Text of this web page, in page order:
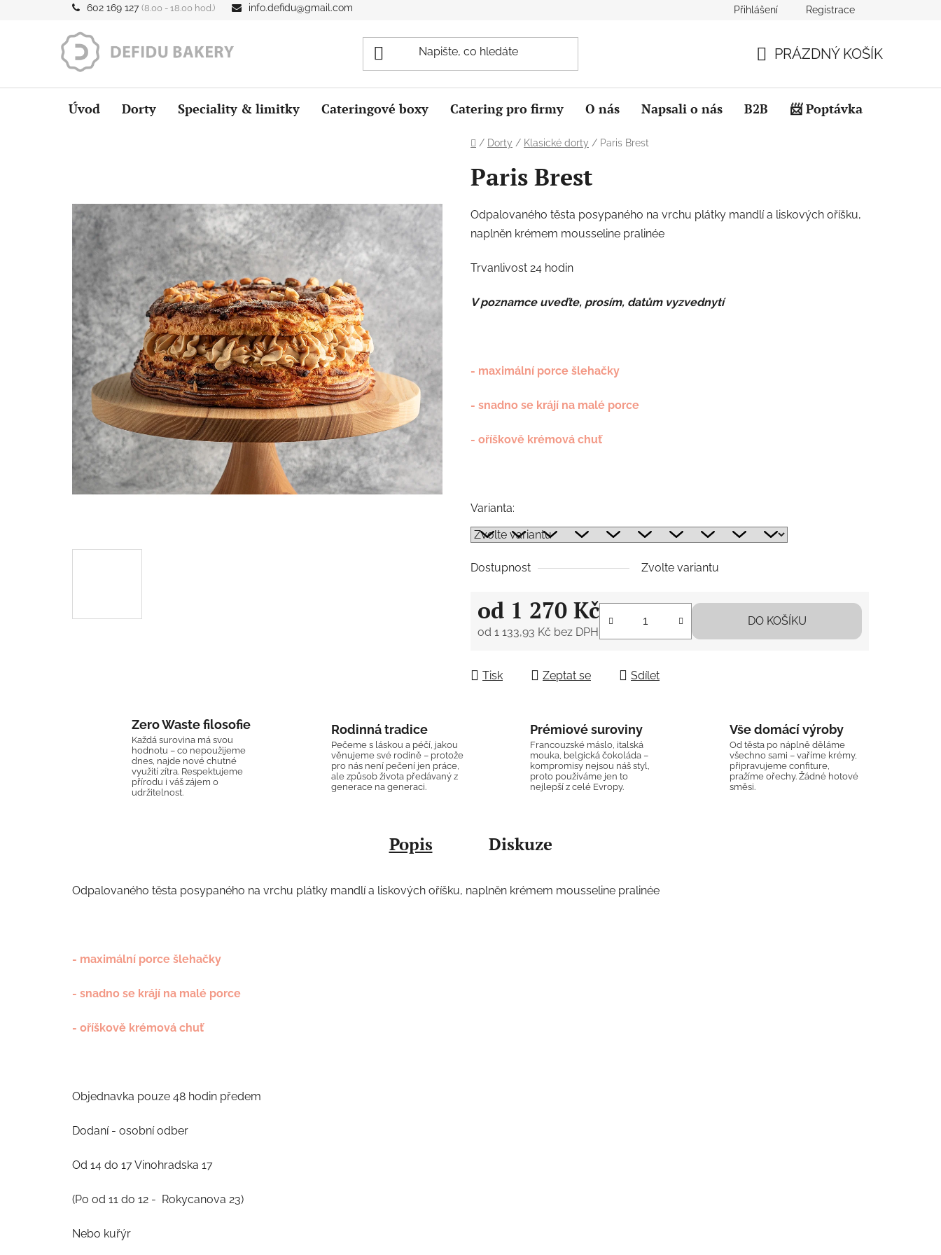
602 169 127 (8.00 - 18.00 hod.) info.defidu@gmail.com Přihlášení Registrace
KOŠÍK
PRÁZDNÝ KOŠÍK
Úvod Dorty Speciality & limitky Cateringové boxy Catering pro firmy O nás Napsali o nás B2B 📨 Poptávka
Domů
/ Dorty / Klasické dorty / Paris Brest
Paris Brest
Odpalovaného těsta posypaného na vrchu plátky mandlí a liskových oříšku,
naplněn krémem mousseline pralinée
Trvanlivost 24 hodin
V poznamce uveďte, prosím, datům vyzvednytí
- maximální porce šlehačky
- snadno se krájí na malé porce
- oříškově krémová chuť
Varianta:
Dostupnost Zvolte variantu
od 1 270 Kč
od 1 133,93 Kč bez DPH
DO KOŠÍKU
Tisk Zeptat se Sdílet
Zero Waste filosofie
Každá surovina má svou
hodnotu – co nepoužijeme
dnes, najde nové chutné
využití zítra. Respektujeme
přírodu i váš zájem o
udržitelnost.
Rodinná tradice
Pečeme s láskou a péčí, jakou
věnujeme své rodině – protože
pro nás není pečení jen práce,
ale způsob života předávaný z
generace na generaci.
Prémiové suroviny
Francouzské máslo, italská
mouka, belgická čokoláda –
kompromisy nejsou náš styl,
proto používáme jen to
nejlepší z celé Evropy.
Vše domácí výroby
Od těsta po náplně děláme
všechno sami – vaříme krémy,
připravujeme confiture,
pražíme ořechy. Žádné hotové
směsi.
Popis Diskuze
Odpalovaného těsta posypaného na vrchu plátky mandlí a liskových oříšku, naplněn krémem mousseline pralinée
- maximální porce šlehačky
- snadno se krájí na malé porce
- oříškově krémová chuť
Objednavka pouze 48 hodin předem
Dodaní - osobní odber
Od 14 do 17 Vinohradska 17
(Po od 11 do 12 - Rokycanova 23)
Nebo kuřýr